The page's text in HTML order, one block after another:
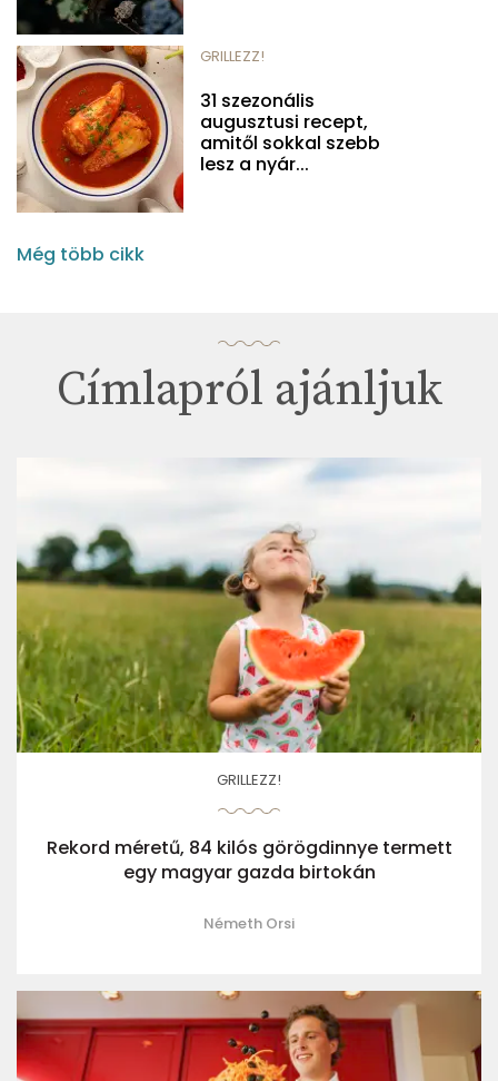
GRILLEZZ!
31 szezonális
augusztusi recept,
amitől sokkal szebb
lesz a nyár...
Még több cikk
Címlapról ajánljuk
GRILLEZZ!
Rekord méretű, 84 kilós görögdinnye termett
egy magyar gazda birtokán
Németh Orsi